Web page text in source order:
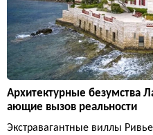
Архитектурные безумства
ающие вызов реальности
Экстравагантные виллы